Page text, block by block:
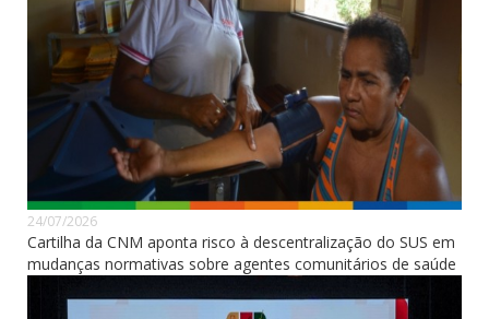
24/07/2026
Cartilha da CNM aponta risco à descentralização do SUS em
mudanças normativas sobre agentes comunitários de saúde